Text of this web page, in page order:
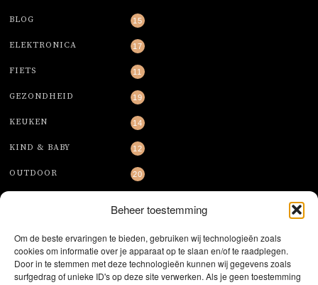
Beheer toestemming
Om de beste ervaringen te bieden, gebruiken wij technologieën zoals
cookies om informatie over je apparaat op te slaan en/of te raadplegen.
Door in te stemmen met deze technologieën kunnen wij gegevens zoals
surfgedrag of unieke ID's op deze site verwerken. Als je geen toestemming
BLOG 15
ELEKTRONICA 17
FIETS 11
GEZONDHEID 19
KEUKEN 14
KIND & BABY 12
OUTDOOR 20
WONEN 27